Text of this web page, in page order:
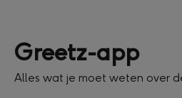
Greetz-app
Alles wat je moet weten over